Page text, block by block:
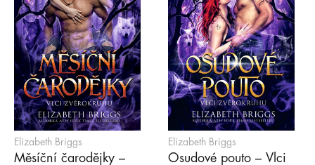
Elizabeth Briggs
Měsíční čarodějky –
Elizabeth Briggs
Osudové pouto – Vlci